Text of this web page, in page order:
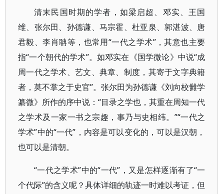
清末民国时期的学者，如梁启超、邓实、王国
维、张尔田、孙德谦、马宗霍、杜亚泉、郭湛波、唐
君毅、李肖聃等，也常用“一代之学术”，其意也主要
指“一个朝代的学术”。如邓实在《国学微论》中说“成
周一代之学术、艺文、典章、制度，其寄于文字典籍
者，莫不掌之于史官”。张尔田为孙德谦《刘向校雠学
纂微》所作的序中说：“目录之学也，其重在周知一代
之学术及一家一书之宗趣，事乃与史相纬。”“一代之
学术”中的“一代”，内容是可以变化的，可以是汉朝，
也可以是清朝。
“一代之学术”中的“一代”，又是怎样逐渐有了“一
个代际”的含义呢？具体详细的轨迹一时难以考证，但